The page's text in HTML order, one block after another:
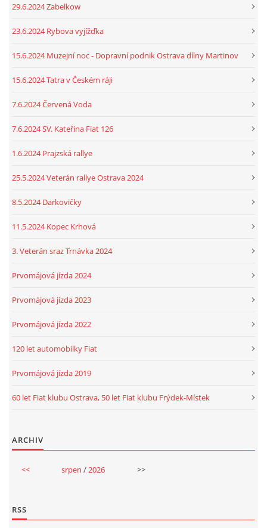
29.6.2024 Zabelkow
23.6.2024 Rybova vyjížďka
15.6.2024 Muzejní noc - Dopravní podnik Ostrava dílny Martinov
15.6.2024 Tatra v Českém ráji
7.6.2024 Červená Voda
7.6.2024 SV. Kateřina Fiat 126
1.6.2024 Prajzská rallye
25.5.2024 Veterán rallye Ostrava 2024
8.5.2024 Darkovičky
11.5.2024 Kopec Krhová
3. Veterán sraz Trnávka 2024
Prvomájová jízda 2024
Prvomájová jízda 2023
Prvomájová jízda 2022
120 let automobilky Fiat
Prvomájová jízda 2019
60 let Fiat klubu Ostrava, 50 let Fiat klubu Frýdek-Místek
ARCHIV
<< srpen /2026 >>
RSS